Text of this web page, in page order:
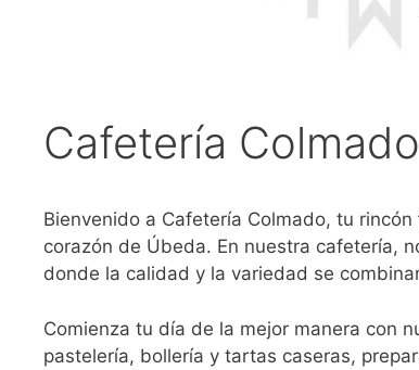
Cafetería Colmado
Bienvenido a Cafetería Colmado, tu
corazón de Úbeda. En nuestra cafetería,
donde la calidad y la variedad se
Comienza tu día de la mejor manera con
pastelería, bollería y tartas caseras,